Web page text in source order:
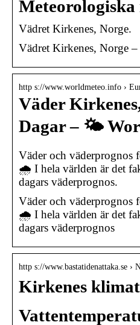
Vädret Kirkenes, Norge.
Vädret Kirkenes, Norge –
http s://www.worldmeteo.info ›
Väder
Dagar – 🌤️
Väder och
🌧️ I hela världen är det
dagars väderprognos.
Väder och
🌧️ I hela världen är det
dagars väderprognos
http s://www.bastatidenattaka.se ›
Kirkenes